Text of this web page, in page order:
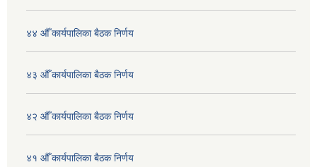
४४ औँ कार्यपालिका बैठक निर्णय
४३ औँ कार्यपालिका बैठक निर्णय
४२ औँ कार्यपालिका बैठक निर्णय
४१ औँ कार्यपालिका बैठक निर्णय